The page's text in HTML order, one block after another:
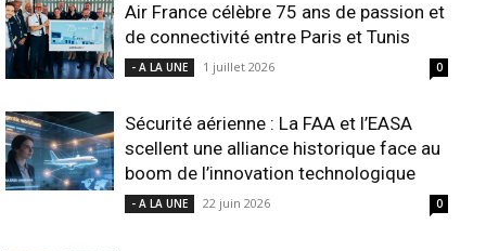
Air France célèbre 75 ans de passion et
de connectivité entre Paris et Tunis
- A LA UNE 1 juillet 2026 0
Sécurité aérienne : La FAA et l’EASA
scellent une alliance historique face au
boom de l’innovation technologique
- A LA UNE 22 juin 2026 0